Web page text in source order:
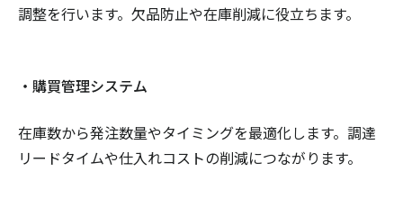
調整を行います。欠品防止や在庫削減に役立ちます。
・購買管理システム
在庫数から発注数量やタイミングを最適化します。調達
リードタイムや仕入れコストの削減につながります。